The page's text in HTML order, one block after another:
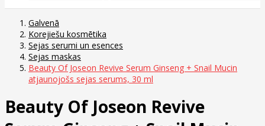
Galvenā
Korejiešu kosmētika
Sejas serumi un esences
Sejas maskas
Beauty Of Joseon Revive Serum Ginseng + Snail Mucin
atjaunojošs sejas serums, 30 ml
Beauty Of Joseon Revive